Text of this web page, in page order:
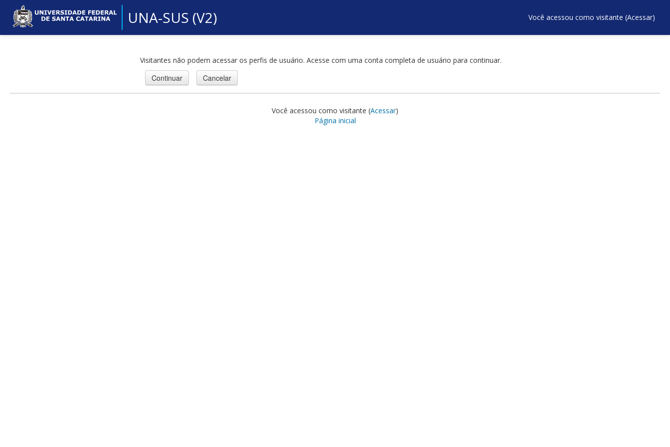
UNA-SUS (V2) Você acessou como visitante (Acessar)
Visitantes não podem acessar os perfis de usuário. Acesse com uma conta completa de usuário para continuar.
Você acessou como visitante (Acessar)
Página inicial